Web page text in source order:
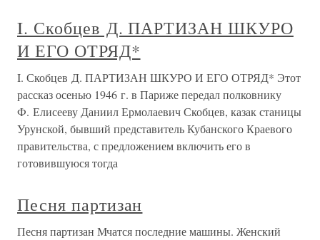
I. Скобцев Д. ПАРТИЗАН ШКУРО
И ЕГО ОТРЯД*
I. Скобцев Д. ПАРТИЗАН ШКУРО И ЕГО ОТРЯД* Этот
рассказ осенью 1946 г. в Париже передал полковнику
Ф. Елисееву Даниил Ермолаевич Скобцев, казак станицы
Урунской, бывший представитель Кубанского Краевого
правительства, с предложением включить его в
готовившуюся тогда
Песня партизан
Песня партизан Мчатся последние машины. Женский